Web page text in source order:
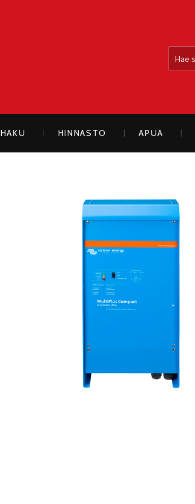
HAKU HINNASTO APUA